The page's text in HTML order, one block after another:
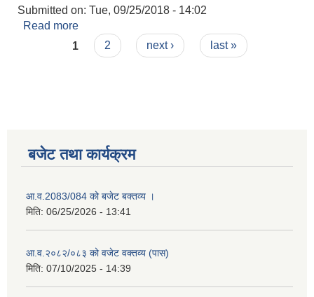
Submitted on: Tue, 09/25/2018 - 14:02
Read more
Pages
1 2 next › last »
बजेट तथा कार्यक्रम
आ.व.2083/084 को बजेट बक्तव्य ।
मिति: 06/25/2026 - 13:41
आ.व.२०८२/०८३ को वजेट वक्तव्य (पास)
मिति: 07/10/2025 - 14:39